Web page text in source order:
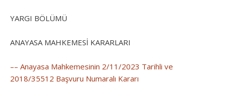
YARGI BÖLÜMÜ
ANAYASA MAHKEMESİ KARARLARI
–– Anayasa Mahkemesinin 2/11/2023 Tarihli ve
2018/35512 Başvuru Numaralı Kararı